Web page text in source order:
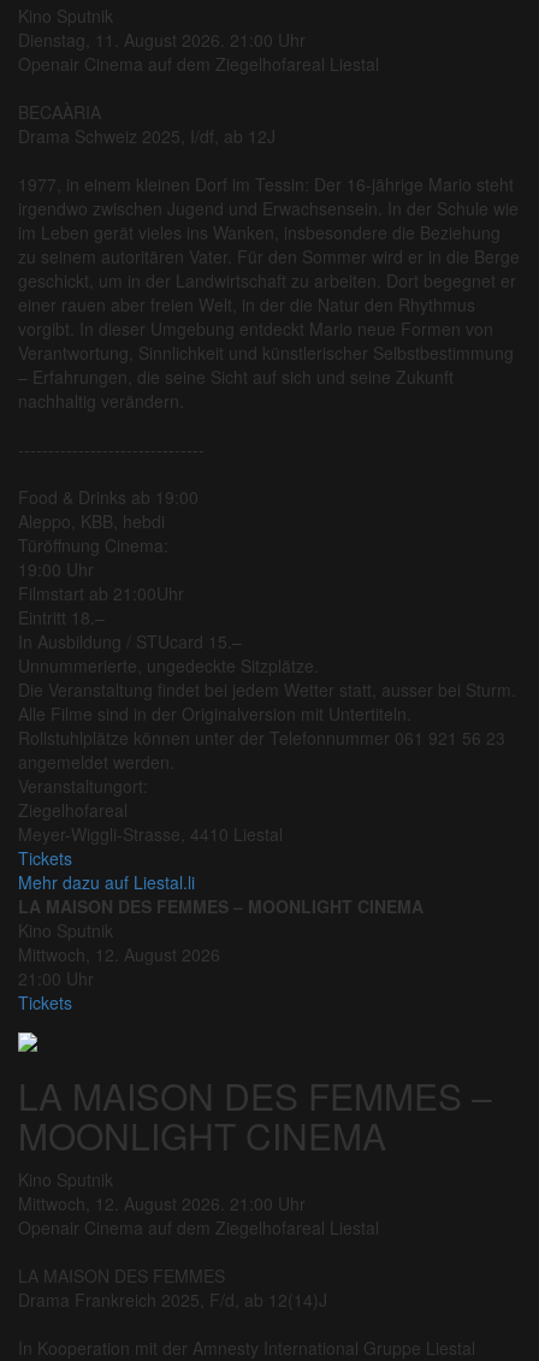
Kino Sputnik
Dienstag, 11. August 2026. 21:00 Uhr
Openair Cinema auf dem Ziegelhofareal Liestal
BECAÀRIA
Drama Schweiz 2025, I/df, ab 12J
1977, in einem kleinen Dorf im Tessin: Der 16-jährige Mario steht
irgendwo zwischen Jugend und Erwachsensein. In der Schule wie
im Leben gerät vieles ins Wanken, insbesondere die Beziehung
zu seinem autoritären Vater. Für den Sommer wird er in die Berge
geschickt, um in der Landwirtschaft zu arbeiten. Dort begegnet er
einer rauen aber freien Welt, in der die Natur den Rhythmus
vorgibt. In dieser Umgebung entdeckt Mario neue Formen von
Verantwortung, Sinnlichkeit und künstlerischer Selbstbestimmung
– Erfahrungen, die seine Sicht auf sich und seine Zukunft
nachhaltig verändern.
-------------------------------
Food & Drinks ab 19:00
Aleppo, KBB, hebdi
Türöffnung Cinema:
19:00 Uhr
Filmstart ab 21:00Uhr
Eintritt 18.–
In Ausbildung / STUcard 15.–
Unnummerierte, ungedeckte Sitzplätze.
Die Veranstaltung findet bei jedem Wetter statt, ausser bei Sturm.
Alle Filme sind in der Originalversion mit Untertiteln.
Rollstuhlplätze können unter der Telefonnummer 061 921 56 23
angemeldet werden.
Veranstaltungort:
Ziegelhofareal
Meyer-Wiggli-Strasse, 4410 Liestal
Tickets
Mehr dazu auf Liestal.li
LA MAISON DES FEMMES – MOONLIGHT CINEMA
Kino Sputnik
Mittwoch, 12. August 2026
21:00 Uhr
Tickets
LA MAISON DES FEMMES –
MOONLIGHT CINEMA
Kino Sputnik
Mittwoch, 12. August 2026. 21:00 Uhr
Openair Cinema auf dem Ziegelhofareal Liestal
LA MAISON DES FEMMES
Drama Frankreich 2025, F/d, ab 12(14)J
In Kooperation mit der Amnesty International Gruppe Liestal